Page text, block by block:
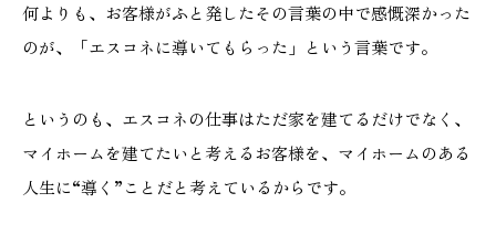
何よりも、お客様がふと発したその言葉の中で感慨深かった
のが、「エスコネに導いてもらった」という言葉です。
というのも、エスコネの仕事はただ家を建てるだけでなく、
マイホームを建てたいと考えるお客様を、マイホームのある
人生に“導く”ことだと考えているからです。